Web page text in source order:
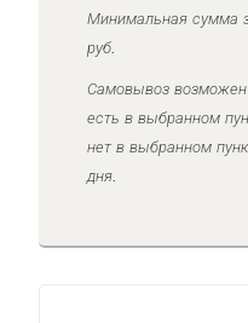
Минимальная сумма
руб.
Самовывоз
есть в выбранном
нет в выбранном
дня.